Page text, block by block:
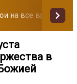
на все времена
в